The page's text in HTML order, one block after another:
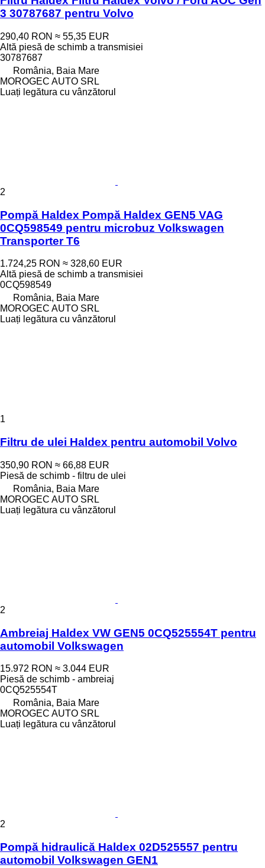
3 30787687 pentru Volvo
290,40 RON ≈ 55,35 EUR
Altă piesă de schimb a transmisiei
30787687
România, Baia Mare
MOROGEC AUTO SRL
Luați legătura cu vânzătorul
2
Pompă Haldex Pompă Haldex GEN5 VAG
0CQ598549 pentru microbuz Volkswagen
Transporter T6
1.724,25 RON ≈ 328,60 EUR
Altă piesă de schimb a transmisiei
0CQ598549
România, Baia Mare
MOROGEC AUTO SRL
Luați legătura cu vânzătorul
1
Filtru de ulei Haldex pentru automobil Volvo
350,90 RON ≈ 66,88 EUR
Piesă de schimb - filtru de ulei
România, Baia Mare
MOROGEC AUTO SRL
Luați legătura cu vânzătorul
2
Ambreiaj Haldex VW GEN5 0CQ525554T pentru
automobil Volkswagen
15.972 RON ≈ 3.044 EUR
Piesă de schimb - ambreiaj
0CQ525554T
România, Baia Mare
MOROGEC AUTO SRL
Luați legătura cu vânzătorul
2
Pompă hidraulică Haldex 02D525557 pentru
automobil Volkswagen GEN1